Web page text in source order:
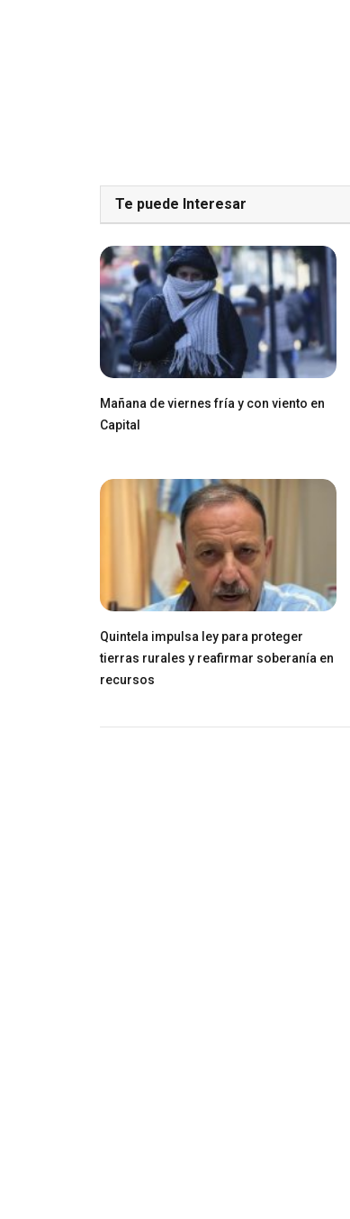
Te puede Interesar
Mañana de viernes fría y con viento en
Capital
Quintela impulsa ley para proteger
tierras rurales y reafirmar soberanía en
recursos